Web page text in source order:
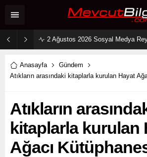
Anasayfa
Gündem
Atıkların arasındaki kitaplarla kurulan Hayat
Atıkların
kitaplarla kurulan
Ağacı